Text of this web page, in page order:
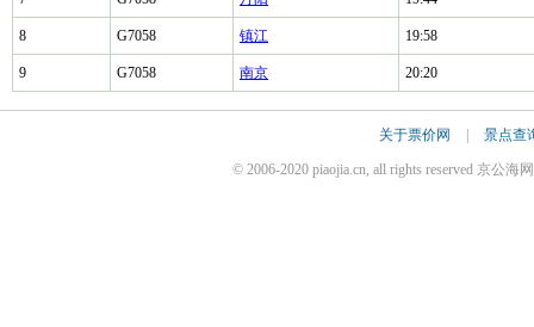
8 G7058 镇江 19:58
9 G7058 南京 20:20
关于票价网 景点查
© 2006-2020 piaojia.cn, all rights reserved 京公海